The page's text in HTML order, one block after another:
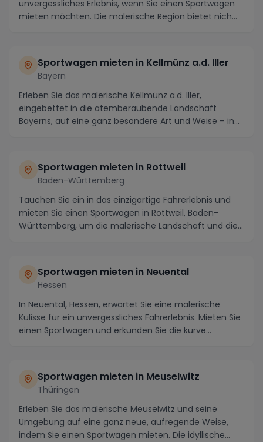
unvergessliches Erlebnis, wenn Sie einen Sportwagen
mieten möchten. Die malerische Region bietet nich...
Sportwagen mieten in Kellmünz a.d. Iller
Bayern
Erleben Sie das malerische Kellmünz a.d. Iller,
eingebettet in die atemberaubende Landschaft
Bayerns, auf eine ganz besondere Art und Weise – in
Sportwagen mieten in Rottweil
Baden-Württemberg
Tauchen Sie ein in das einzigartige Fahrerlebnis und
mieten Sie einen Sportwagen in Rottweil, Baden-
Württemberg, um die malerische Landschaft und die
Sportwagen mieten in Neuental
Hessen
In Neuental, Hessen, erwartet Sie eine malerische
Kulisse für ein unvergessliches Fahrerlebnis. Mieten Sie
einen Sportwagen und erkunden Sie die kurve...
Sportwagen mieten in Meuselwitz
Thüringen
Erleben Sie das malerische Meuselwitz und seine
Umgebung auf eine ganz neue, aufregende Weise,
indem Sie einen Sportwagen mieten. Die idyllische